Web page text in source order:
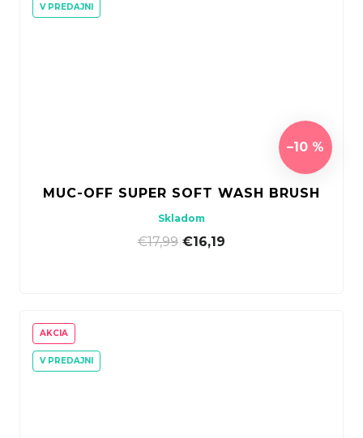
V PREDAJNI
–10 %
MUC-OFF SUPER SOFT WASH BRUSH
Skladom
€17,99 €16,19
AKCIA
V PREDAJNI